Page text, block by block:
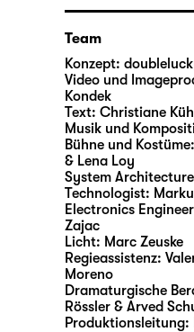
Team
Konzept:
Video und
Kondek
Text: Christiane Kühl
Musik und
Bühne und Kostüme:
& Lena Loy
System
Technologist:
Electronics
Zajac
Licht: Marc Zeuske
Regieassistenz:
Moreno
Dramaturgische
Rössler & Arved
Produktionsleitung: